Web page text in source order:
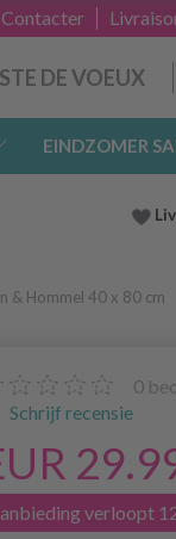
DE VOEUX
EINDZOMER
& Hommel 40 x 80 cm
0
Schrijf recensie
verloopt